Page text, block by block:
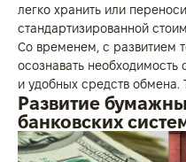
легко хранить или
стандартизированной
Со временем, с развитием
осознавать
и удобных средств обмена.
Развитие
банковских